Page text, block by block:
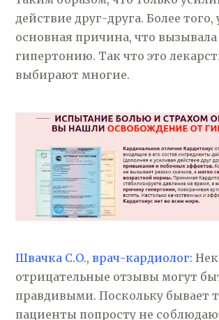
действие друг-друга. Более того,
основная причина, что вызывала
гипертонию. Так что это
выбирают многие.
Швачка С.О., врач-кардиолог:
отрицательные отзывы могут
правдивыми. Поскольку бывает
пациенты попросту не